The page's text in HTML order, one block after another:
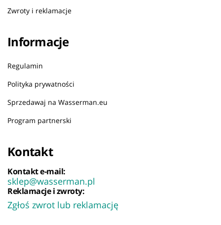
Zwroty i reklamacje
Informacje
Regulamin
Polityka prywatności
Sprzedawaj na Wasserman.eu
Program partnerski
Kontakt
Kontakt e-mail:
sklep@wasserman.pl
Reklamacje i zwroty:
Zgłoś zwrot lub reklamację